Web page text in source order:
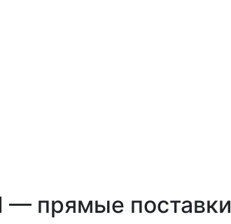
прямые поставки